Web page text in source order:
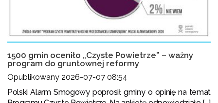
1500 gmin oceniło „Czyste Powietrze” – ważny
program do gruntownej reformy
Opublikowany 2026-07-07 08:54
Polski Alarm Smogowy poprosił gminy o opinię na temat